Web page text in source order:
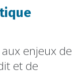
enjeux de
et de